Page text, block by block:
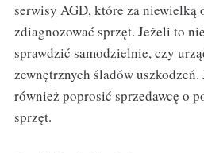
serwisy AGD, które za niewielką
zdiagnozować sprzęt. Jeżeli to
sprawdzić samodzielnie, czy
zewnętrznych śladów
również poprosić sprzedawcę o
sprzęt.